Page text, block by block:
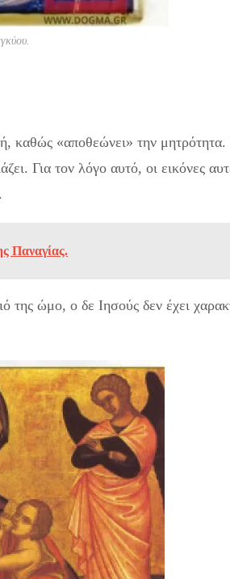
καθώς «αποθεώνει» την
Για τον λόγο αυτό, οι εικόνες
Παναγίας.
της ώμο, ο δε Ιησούς δεν έχει